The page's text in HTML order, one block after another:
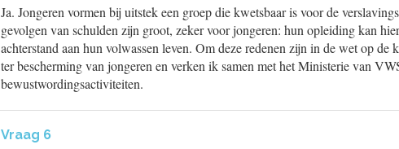
Ja. Jongeren vormen bij uitstek een groep die kwetsbaar is voor de
gevolgen van schulden zijn groot, zeker voor jongeren: hun opleiding kan
achterstand aan hun volwassen leven. Om deze redenen zijn in de wet op de
ter bescherming van jongeren en verken ik samen met het Ministerie van
bewustwordingsactiviteiten.
Vraag 6